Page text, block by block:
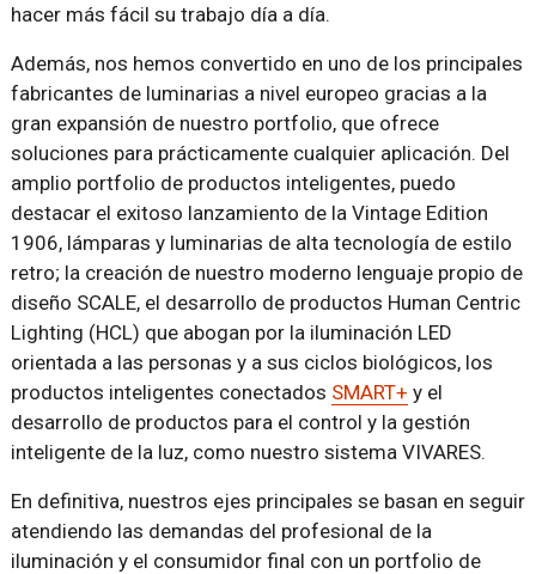
hacer más fácil su trabajo día a día.
Además, nos hemos convertido en uno de los principales
fabricantes de luminarias a nivel europeo gracias a la
gran expansión de nuestro portfolio, que ofrece
soluciones para prácticamente cualquier aplicación. Del
amplio portfolio de productos inteligentes, puedo
destacar el exitoso lanzamiento de la Vintage Edition
1906, lámparas y luminarias de alta tecnología de estilo
retro; la creación de nuestro moderno lenguaje propio de
diseño SCALE, el desarrollo de productos Human Centric
Lighting (HCL) que abogan por la iluminación LED
orientada a las personas y a sus ciclos biológicos, los
productos inteligentes conectados SMART+ y el
desarrollo de productos para el control y la gestión
inteligente de la luz, como nuestro sistema VIVARES.
En definitiva, nuestros ejes principales se basan en seguir
atendiendo las demandas del profesional de la
iluminación y el consumidor final con un portfolio de